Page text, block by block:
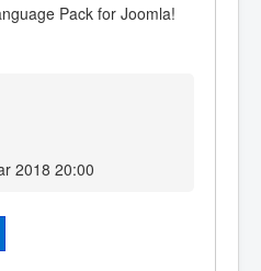
Pack for Joomla!
2018 20:00